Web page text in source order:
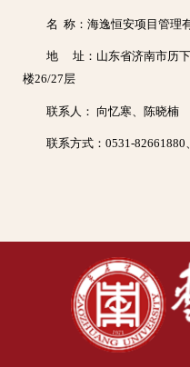
名 称：海逸恒安项目管理
地 址：山东省济南市历下
楼26/27层
联系人： 向忆寒、陈晓楠
联系方式：0531-82661880